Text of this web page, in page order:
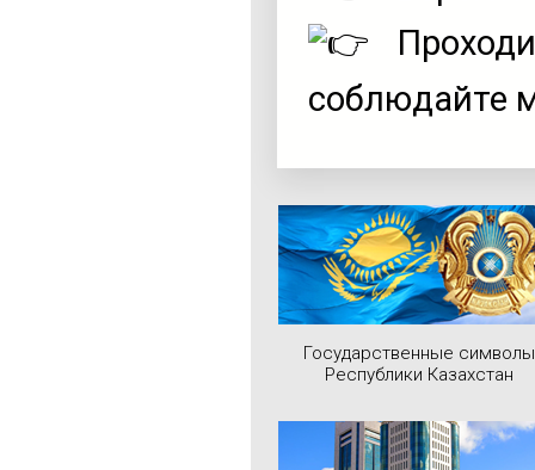
соблюдайте
Государственные символы
Республики Казахстан